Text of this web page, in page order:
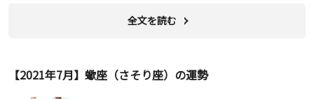
全文を読む
【2021年7月】蠍座（さそり座）の運勢